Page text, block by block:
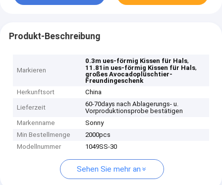
Produkt-Beschreibung
Markieren
0.3m ues-förmig Kissen für Hals,
11.81in ues-förmig Kissen für Hals,
großes Avocadoplüschtier-
Freundingeschenk
Herkunftsort
China
Lieferzeit
60-70days nach Ablagerungs- u.
Vorproduktionsprobe bestätigen
Markenname
Sonny
Min Bestellmenge
2000pcs
Modellnummer
1049SS-30
Sehen Sie mehr an